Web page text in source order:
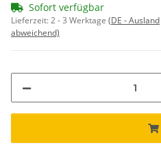
Sofort verfügbar
Lieferzeit:2 - 3 Werktage (DE - Ausland
abweichend)